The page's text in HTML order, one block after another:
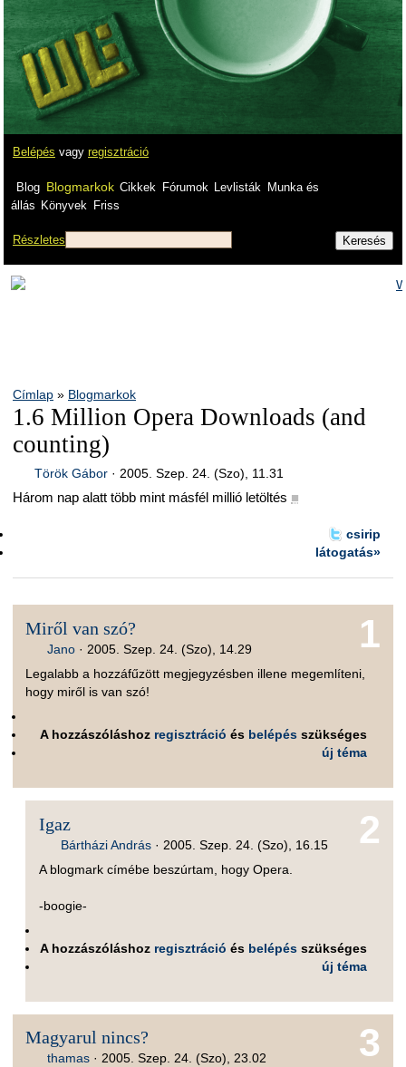
Belépés vagy regisztráció
Blog Blogmarkok Cikkek Fórumok Levlisták
Munka és
állás Könyvek Friss
Részletes
Címlap » Blogmarkok
1.6 Million Opera Downloads (and
counting)
Török Gábor· 2005. Szep. 24. (Szo), 11.31
Három nap alatt több mint másfél millió letöltés ■
csirip
látogatás»
1
Miről van szó?
Jano · 2005. Szep. 24. (Szo), 14.29
Legalabb a hozzáfűzött megjegyzésben illene megemlíteni,
hogy miről is van szó!
A hozzászóláshoz regisztráció és belépés szükséges
új téma
2
Igaz
Bártházi András· 2005. Szep. 24. (Szo), 16.15
A blogmark címébe beszúrtam, hogy Opera.
-boogie-
A hozzászóláshoz regisztráció és belépés szükséges
új téma
3
Magyarul nincs?
thamas ·2005. Szep. 24. (Szo), 23.02